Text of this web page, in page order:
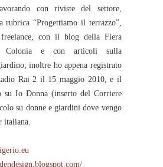
con riviste del settore,
rubrica “Progettiamo il terrazzo”,
con il blog della Fiera
Colonia e con articoli sulla
inoltre ho appena registrato
Rai 2 il 15 maggio 2010, e il
su Io Donna (inserto del Corriere
su donne e giardini dove vengo
italiana.